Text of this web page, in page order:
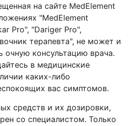
на сайте MedElement
"MedElement
Pro", "Dariger Pro",
терапевта", не может и
очную консультацию врача.
в медицинские
каких-либо
вас симптомов.
средств и их дозировки,
со специалистом. Только